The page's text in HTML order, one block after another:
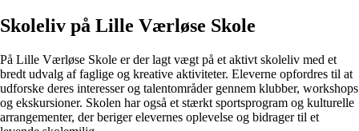
Skoleliv på Lille Værløse Skole
På Lille Værløse Skole er der lagt vægt på et aktivt skoleliv med et
bredt udvalg af faglige og kreative aktiviteter. Eleverne opfordres til at
udforske deres interesser og talentområder gennem klubber, workshops
og ekskursioner. Skolen har også et stærkt sportsprogram og kulturelle
arrangementer, der beriger elevernes oplevelse og bidrager til et